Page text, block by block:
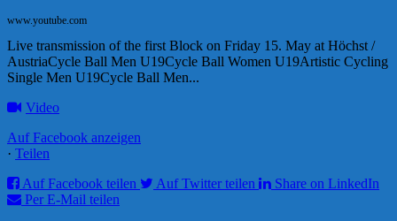
www.youtube.com
Live transmission of the first Block on Friday 15. May at Höchst /
AustriaCycle Ball Men U19Cycle Ball Women U19Artistic Cycling
Single Men U19Cycle Ball Men...
Video
Auf Facebook anzeigen
· Teilen
Auf Facebook teilen
Auf Twitter teilen
Share on LinkedIn
Per E-Mail teilen